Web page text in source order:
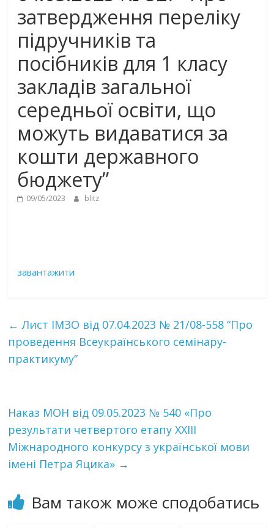
затвердження переліку
підручників та
посібників для 1 класу
закладів загальної
середньої освіти, що
можуть видаватися за
кошти державного
бюджету”
09/05/2023 blitz
завантажити
← Лист ІМЗО від 07.04.2023 № 21/08-558 “Про
проведення Всеукраїнського семінару-
практикуму”
Наказ МОН від 09.05.2023 № 540 «Про
результати четвертого етапу XXIII
Міжнародного конкурсу з української мови
імені Петра Яцика» →
Вам також може сподобатись